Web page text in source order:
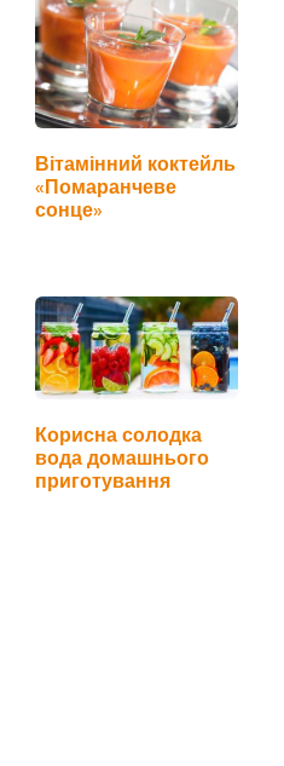
Вітамінний коктейль
«Помаранчеве
сонце»
Корисна солодка
вода домашнього
приготування